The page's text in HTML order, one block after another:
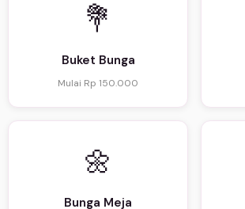
💐
Buket Bunga
Mulai Rp 150.000
🌼
Bunga Meja